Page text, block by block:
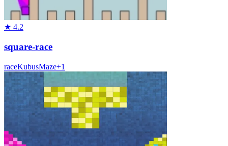
★ 4.2
square-race
raceKubusMaze+1